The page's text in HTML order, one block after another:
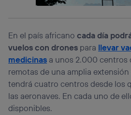
En el país africanocada día
vuelos con drones para llevar
medicinas a unos 2.000 centros
remotas de una amplia
tendrá cuatro centros desde los
las aeronaves. En cada uno de
disponibles.
el marketing o análisis se
que hayan dado su
Si utilizasdatos móviles, el
personalizado, ya que se basará
navegación del usuario del móvil.
Puedes gestionar los
“Administrar Utiq” en la parte
visitando el portal de privacidad
(“consenthub”)